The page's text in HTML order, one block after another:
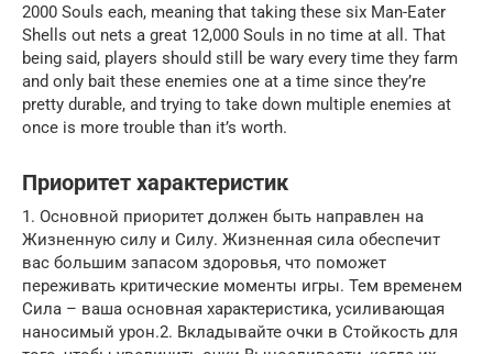
2000 Souls each, meaning that taking these six Man-Eater
Shells out nets a great 12,000 Souls in no time at all. That
being said, players should still be wary every time they farm
and only bait these enemies one at a time since they’re
pretty durable, and trying to take down multiple enemies at
once is more trouble than it’s worth.
Приоритет характеристик
1. Основной приоритет должен быть направлен на
Жизненную силу и Силу. Жизненная сила обеспечит
вас большим запасом здоровья, что поможет
переживать критические моменты игры. Тем временем
Сила – ваша основная характеристика, усиливающая
наносимый урон.2. Вкладывайте очки в Стойкость для